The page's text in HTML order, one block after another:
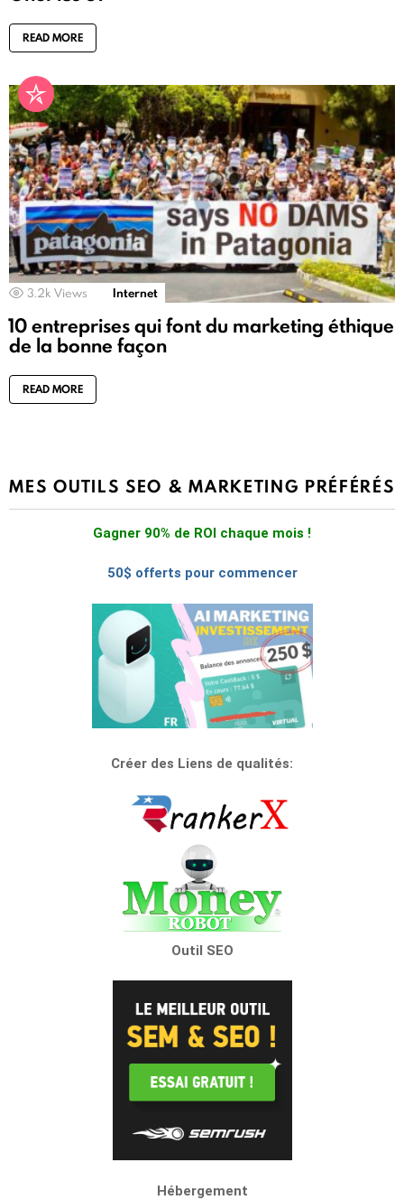
READ MORE
3.2k Views Internet
10 entreprises qui font du marketing éthique
de la bonne façon
READ MORE
MES OUTILS SEO & MARKETING PRÉFÉRÉS
Gagner 90% de ROI chaque mois !
50$ offerts pour commencer
Créer des Liens de qualités:
Outil SEO
Hébergement